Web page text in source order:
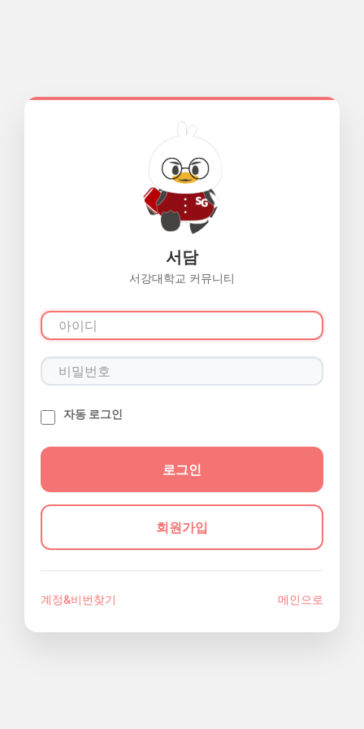
서담
서강대학교 커뮤니티
자동 로그인
회원가입
계정&비번찾기 메인으로